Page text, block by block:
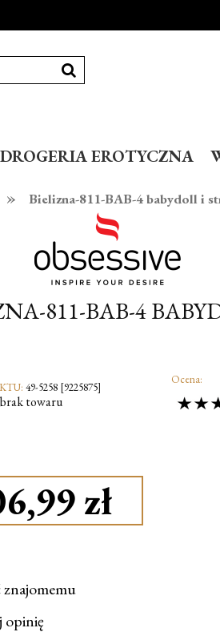
DROGERIA EROTYCZNA
» Bielizna-811-BAB-4 babydoll i
811-BAB-4
49-5258 [9225875]
brak towaru
Ocena:
zł
znajomemu
opinię